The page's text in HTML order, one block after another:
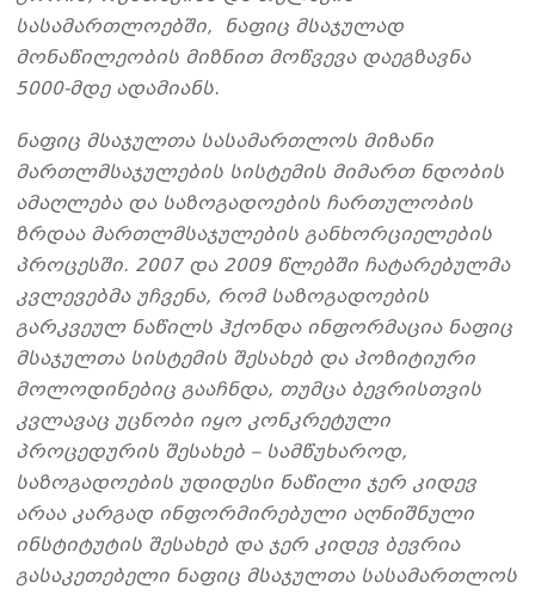
სასამართლოებში, ნაფიც მსაჯულად
მონაწილეობის მიზნით მოწვევა დაეგზავნა
5000-მდე ადამიანს.
ნაფიც მსაჯულთა სასამართლოს მიზანი
მართლმსაჯულების სისტემის მიმართ ნდობის
ამაღლება და საზოგადოების ჩართულობის
ზრდაა მართლმსაჯულების განხორციელების
პროცესში. 2007 და 2009 წლებში ჩატარებულმა
კვლევებმა უჩვენა, რომ საზოგადოების
გარკვეულ ნაწილს ჰქონდა ინფორმაცია ნაფიც
მსაჯულთა სისტემის შესახებ და პოზიტიური
მოლოდინებიც გააჩნდა, თუმცა ბევრისთვის
კვლავაც უცნობი იყო კონკრეტული
პროცედურის შესახებ – სამწუხაროდ,
საზოგადოების უდიდესი ნაწილი ჯერ კიდევ
არაა კარგად ინფორმირებული აღნიშნული
ინსტიტუტის შესახებ და ჯერ კიდევ ბევრია
გასაკეთებელი ნაფიც მსაჯულთა სასამართლოს